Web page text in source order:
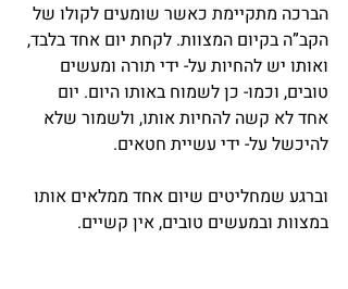
הברכה מתקיימת כאשר שומעים לקולו של
הקב”ה בקיום המצוות. לקחת יום אחד בלבד,
ואותו יש להחיות על- ידי תורה ומעשים
טובים, וכמו- כן לשמוח באותו היום. יום
אחד לא קשה להחיות אותו, ולשמור שלא
להיכשל על- ידי עשיית חטאים.
וברגע שמחליטים שיום אחד ממלאים אותו
במצוות ובמעשים טובים, אין קשיים.